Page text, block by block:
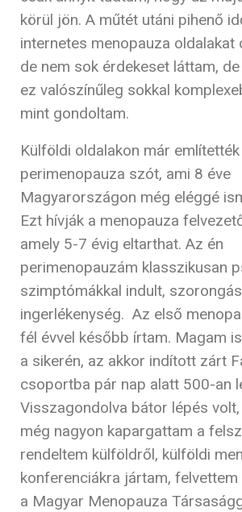
körül jön. A műtét utáni pihenő
internetes menopauza oldalakat
de nem sok érdekeset láttam,
ez valószínűleg sokkal
mint gondoltam.
Külföldi oldalakon már említették
perimenopauza szót, ami 8 éve
Magyarországon még eléggé
Ezt hívják a menopauza
amely 5-7 évig eltarthat. Az én
perimenopauzám klasszikusan
szimptómákkal indult,
ingerlékenység. Az első
fél évvel később írtam. Magam
a sikerén, az akkor indított zárt
csoportba pár nap alatt 500-an
Visszagondolva bátor lépés
még nagyon kapargattam a
rendeltem külföldről, külföldi
konferenciákra jártam,
a Magyar Menopauza